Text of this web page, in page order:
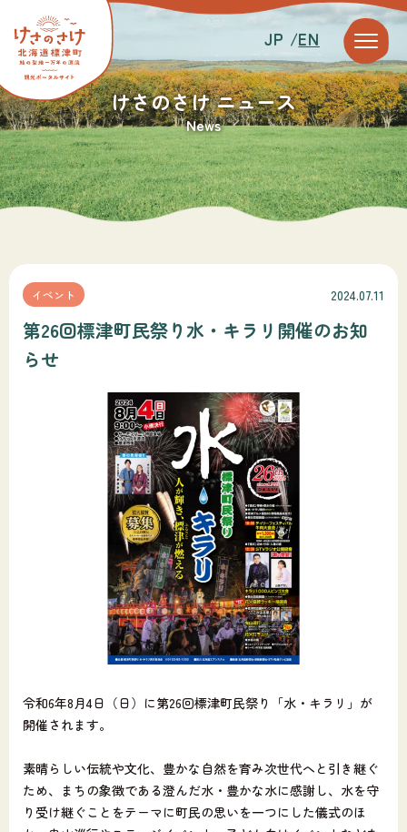
JP /EN
けさのさけ ニュース
News
イベント 2024.07.11
第26回標津町民祭り水・キラリ開催のお知
らせ
令和6年8月4日（日）に第26回標津町民祭り「水・キラリ」が
開催されます。
素晴らしい伝統や文化、豊かな自然を育み次世代へと引き継ぐ
ため、まちの象徴である澄んだ水・豊かな水に感謝し、水を守
り受け継ぐことをテーマに町民の思いを一つにした儀式のほ